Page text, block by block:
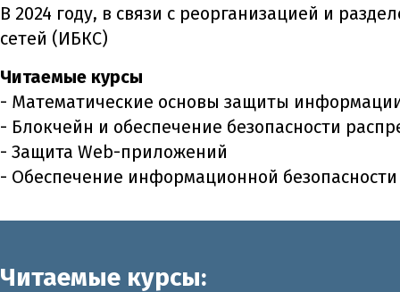
В 2024 году, в связи с реорганизацией и
сетей (ИБКС)
Читаемые курсы
- Математические основы защиты
- Блокчейн и обеспечение безопасности
- Защита Web-приложений
- Обеспечение информационной
Читаемые курсы: